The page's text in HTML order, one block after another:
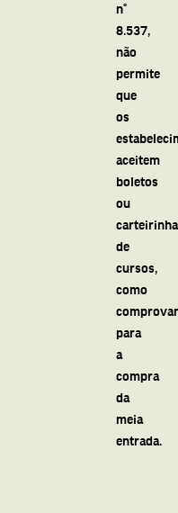
n°
8.537,
não
permite
que
os
aceitem
boletos
ou
de
cursos,
como
para
a
compra
da
meia
entrada.